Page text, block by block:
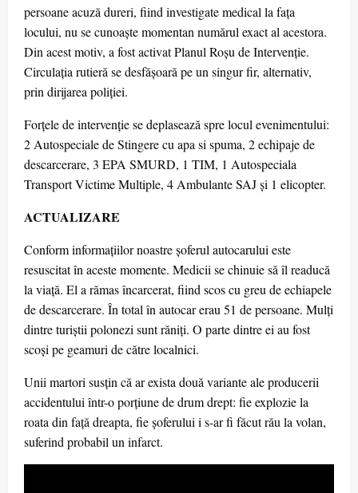
persoane acuză dureri, fiind investigate medical la fața
locului, nu se cunoaște momentan numărul exact al acestora.
Din acest motiv, a fost activat Planul Roșu de Intervenție.
Circulația rutieră se desfășoară pe un singur fir, alternativ,
prin dirijarea poliției.
Forțele de intervenție se deplasează spre locul evenimentului:
2 Autospeciale de Stingere cu apa si spuma, 2 echipaje de
descarcerare, 3 EPA SMURD, 1 TIM, 1 Autospeciala
Transport Victime Multiple, 4 Ambulante SAJ și 1 elicopter.
ACTUALIZARE
Conform informațiilor noastre șoferul autocarului este
resuscitat în aceste momente. Medicii se chinuie să îl readucă
la viață. El a rămas încarcerat, fiind scos cu greu de echiapele
de descarcerare. În total în autocar erau 51 de persoane. Mulți
dintre turiștii polonezi sunt răniți. O parte dintre ei au fost
scoși pe geamuri de către localnici.
Unii martori susțin că ar exista două variante ale producerii
accidentului într-o porțiune de drum drept: fie explozie la
roata din față dreapta, fie șoferului i s-ar fi făcut rău la volan,
suferind probabil un infarct.